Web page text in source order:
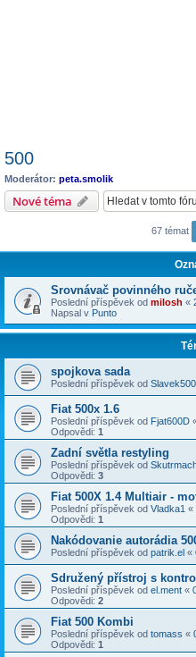
500
Moderátor: peta.smolik
Nové téma
67 témat
Srovnávač povinného
Poslední příspěvek od milosh «
Napsal v Punto
spojkova sada
Poslední příspěvek od
Fiat 500x 1.6
Poslední příspěvek od Fjat600D
Odpovědi: 1
Zadní světla restyling
Poslední příspěvek od
Odpovědi: 3
Fiat 500X 1.4 Multiair -
Poslední příspěvek od Vladka1 «
Odpovědi: 1
Nakódovanie autorádia
Poslední příspěvek od patrik.el «
Sdružený přístroj s
Poslední příspěvek od el.ment «
Odpovědi: 2
Fiat 500 Kombi
Poslední příspěvek od tomass «
Odpovědi: 1